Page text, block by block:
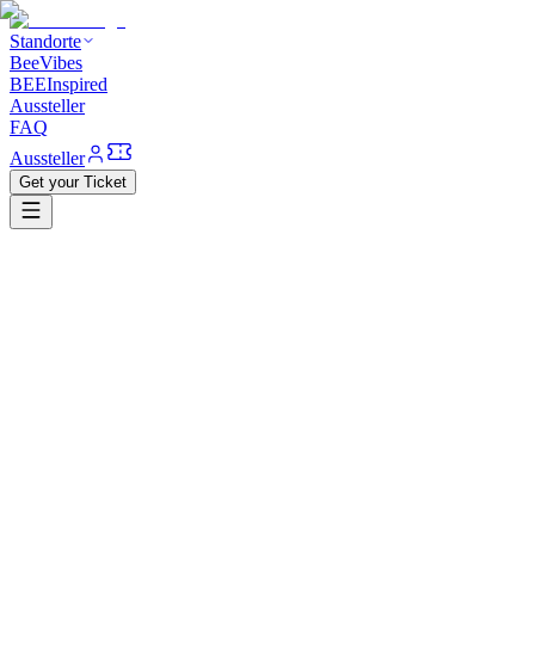
Standorte
BeeVibes
BEEInspired
Aussteller
FAQ
Aussteller
Get your Ticket